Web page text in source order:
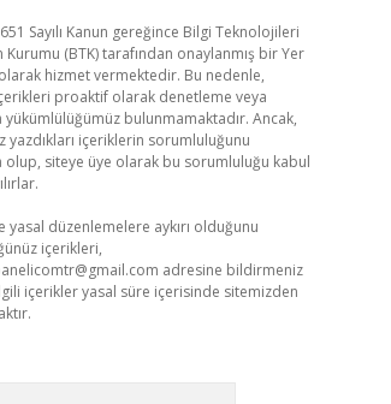
Sayılı Kanun gereğince Bilgi Teknolojileri
Kurumu (BTK) tarafından onaylanmış bir Yer
olarak hizmet vermektedir. Bu nedenle,
proaktif olarak denetleme veya
yükümlülüğümüz bulunmamaktadır. Ancak,
yazdıkları içeriklerin sorumluluğunu
olup, siteye üye olarak bu sorumluluğu kabul
yasal düzenlemelere aykırı olduğunu
içerikleri,
adresine bildirmeniz
içerikler yasal süre içerisinde sitemizden